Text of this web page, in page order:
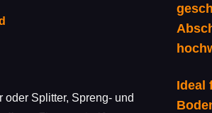
oder Splitter, Spreng- und
Ideal